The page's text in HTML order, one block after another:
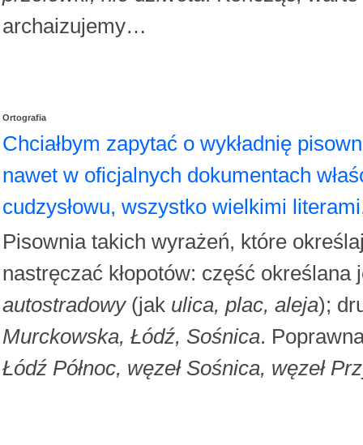
archaizujemy…
Ortografia
Chciałbym zapytać o wykładnię
nawet w oficjalnych dokumentach
cudzysłowu, wszystko wielkimi
Pisownia takich wyrażeń, które
nastręczać kłopotów: część
autostradowy(jak ulica, plac, aleja);
Murckowska, Łódź, Sośnica.
Łódź Północ, węzeł Sośnica, węzeł